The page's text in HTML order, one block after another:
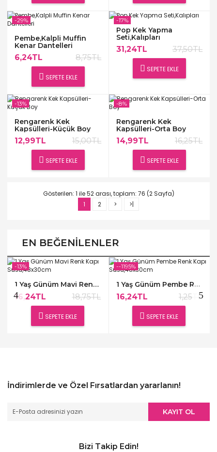
Pembe,Kalpli Muffin
Kenar Dantelleri
6,24TL 8,75TL
SEPETE EKLE
-29%
Pop Kek Yapma
Seti,Kalıpları
31,24TL 37,50TL
SEPETE EKLE
-17%
Rengarenk Kek
Kapsülleri-Küçük Boy
12,99TL 15,00TL
SEPETE EKLE
-13%
Rengarenk Kek
Kapsülleri-Orta Boy
14,99TL 16,25TL
SEPETE EKLE
-8%
Gösterilen: 1 ile 52 arası, toplam: 76 (2 Sayfa)
1
2 > >|
EN BEĞENILENLER
-13%
1 Yaş Günüm Mavi Renk Kapı Süsü,48x30cm
16,24TL 18,75TL
SEPETE EKLE
--1195%
1 Yaş Günüm Pembe Renk Kapı Süsü,48x30cm
16,24TL 1,25TL
SEPETE EKLE
İndirimlerde ve Özel Fırsatlardan yararlanın!
KAYIT OL
Bizi Takip Edin!